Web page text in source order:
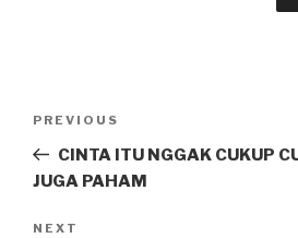
PREVIOUS
CINTA ITU NGGAK CUKUP
JUGA PAHAM
NEXT